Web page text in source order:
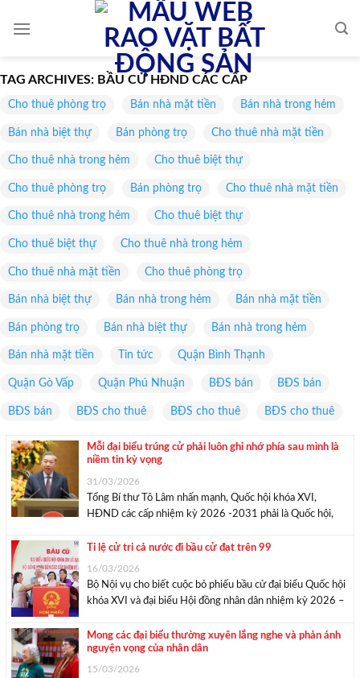
TAG ARCHIVES: BẦU CỬ HĐND CÁC CẤP
Cho thuê phòng trọ Bán nhà mặt tiền Bán nhà trong hẻm
Bán nhà biệt thự Bán phòng trọ Cho thuê nhà mặt tiền
Cho thuê nhà trong hẻm Cho thuê biệt thự
Cho thuê phòng trọ Bán phòng trọ Cho thuê nhà mặt tiền
Cho thuê nhà trong hẻm Cho thuê biệt thự
Cho thuê biệt thự Cho thuê nhà trong hẻm
Cho thuê nhà mặt tiền Cho thuê phòng trọ
Bán nhà biệt thự Bán nhà trong hẻm Bán nhà mặt tiền
Bán phòng trọ Bán nhà biệt thự Bán nhà trong hẻm
Bán nhà mặt tiền Tin tức Quận Bình Thạnh
Quận Gò Vấp Quận Phú Nhuận BĐS bán BĐS bán
BĐS bán BĐS cho thuê BĐS cho thuê BĐS cho thuê
Mỗi đại biểu trúng cử phải luôn ghi nhớ phía sau mình là
niềm tin kỳ vọng
31/03/2026
Tổng Bí thư Tô Lâm nhấn mạnh, Quốc hội khóa XVI,
HĐND các cấp nhiệm kỳ 2026 -2031 phải là Quốc hội,
và vì dân. Mỗi đại biểu trúng cử phải luôn ghi ...
Tỉ lệ cử tri cả nước đi bầu cử đạt trên 99
16/03/2026
Bộ Nội vụ cho biết cuộc bỏ phiếu bầu cử đại biểu Quốc hội
khóa XVI và đại biểu Hội đồng nhân dân nhiệm kỳ 2026 –
cập nhật đến 23h23 ngày 15/3 ...
Mong các đại biểu thường xuyên lắng nghe và phản ánh
nguyện vọng của nhân dân
15/03/2026